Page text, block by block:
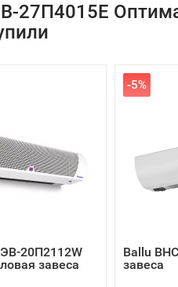
27П4015Е
20П2112W
завеса
-5%
Ballu
завеса